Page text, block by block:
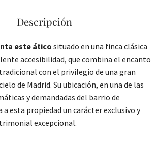
Descripción
este ático situado en una finca clásica
accesibilidad, que combina el encanto
con el privilegio de una gran
de Madrid. Su ubicación, en una de las
y demandadas del barrio de
esta propiedad un carácter exclusivo y
excepcional.